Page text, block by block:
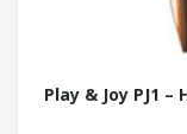
Play & Joy PJ1